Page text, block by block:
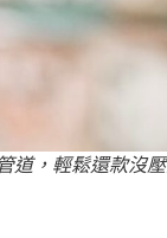
道，輕鬆還款沒壓